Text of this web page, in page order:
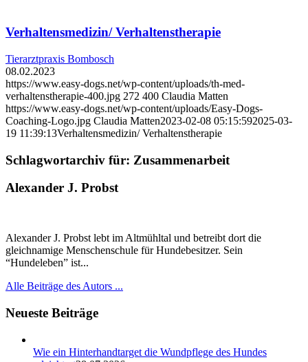
Verhaltensmedizin/ Verhaltenstherapie
Tierarztpraxis Bombosch
08.02.2023
https://www.easy-dogs.net/wp-content/uploads/th-med-
verhaltenstherapie-400.jpg 272 400 Claudia Matten
https://www.easy-dogs.net/wp-content/uploads/Easy-Dogs-
Coaching-Logo.jpg Claudia Matten2023-02-08 05:15:592025-03-
19 11:39:13Verhaltensmedizin/ Verhaltenstherapie
Schlagwortarchiv für: Zusammenarbeit
Alexander J. Probst
Alexander J. Probst lebt im Altmühltal und betreibt dort die
gleichnamige Menschenschule für Hundebesitzer. Sein
“Hundeleben” ist...
Alle Beiträge des Autors ...
Neueste Beiträge
Wie ein Hinterhandtarget die Wundpflege des Hundes